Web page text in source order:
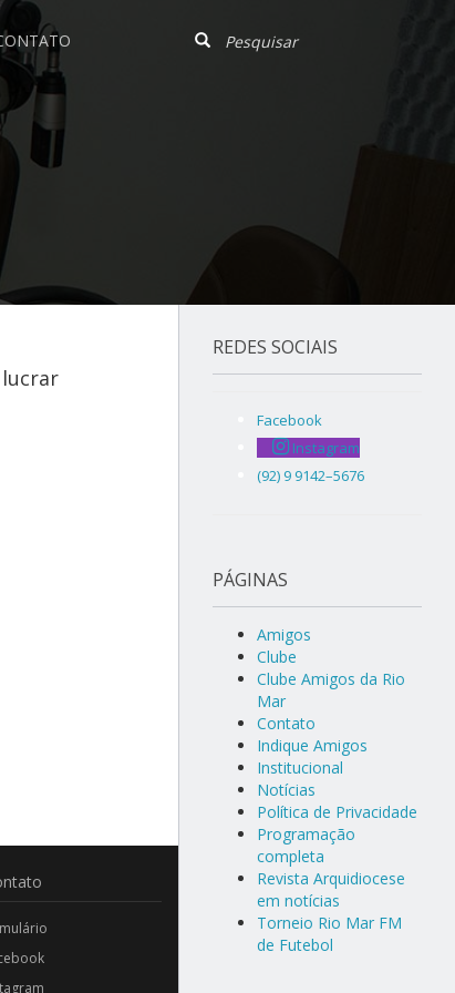
REDES SOCIAIS
Facebook
Instagram
(92) 9 9142–5676
PÁGINAS
Amigos
Clube
Clube Amigos da Rio
Mar
Contato
Indique Amigos
Institucional
Notícias
Política de Privacidade
Programação
completa
Revista Arquidiocese
em notícias
Torneio Rio Mar FM
de Futebol